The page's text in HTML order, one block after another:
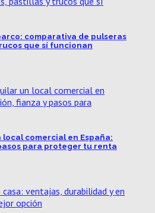
comparativa de pulseras
que sí funcionan
comercial en España:
para proteger tu renta